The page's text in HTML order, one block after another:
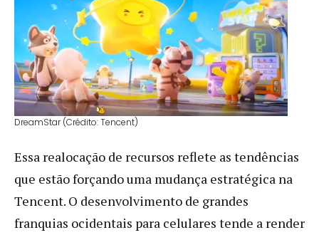
DreamStar (Crédito: Tencent)
Essa realocação de recursos reflete as tendências
que estão forçando uma mudança estratégica na
Tencent. O desenvolvimento de grandes
franquias ocidentais para celulares tende a render